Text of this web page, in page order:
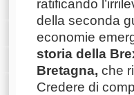
ratificando
della seconda
economie
storia della
Bretagna, che
Credere di